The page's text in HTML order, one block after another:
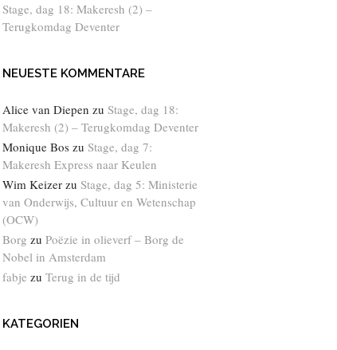
Stage, dag 18: Makeresh (2) –
Terugkomdag Deventer
NEUESTE KOMMENTARE
Alice van Diepen zu Stage, dag 18:
Makeresh (2) – Terugkomdag Deventer
Monique Bos zu Stage, dag 7:
Makeresh Express naar Keulen
Wim Keizer zu Stage, dag 5: Ministerie
van Onderwijs, Cultuur en Wetenschap
(OCW)
Borg zu Poëzie in olieverf – Borg de
Nobel in Amsterdam
fabje zu Terug in de tijd
KATEGORIEN